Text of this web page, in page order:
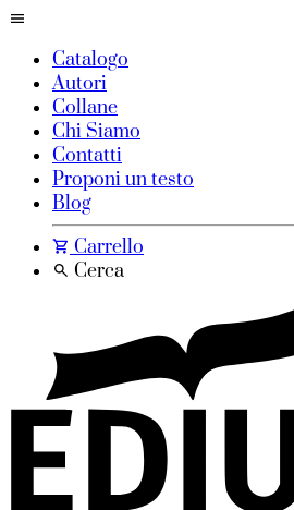
Catalogo
Autori
Collane
Chi Siamo
Contatti
Proponi un testo
Blog
Carrello
Cerca